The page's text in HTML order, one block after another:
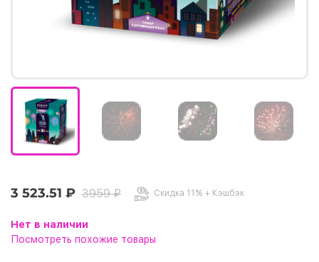
3 523.51 ₽ 3959 ₽ Скидка 11% + Кэшбэк
Нет в наличии
Посмотреть похожие товары